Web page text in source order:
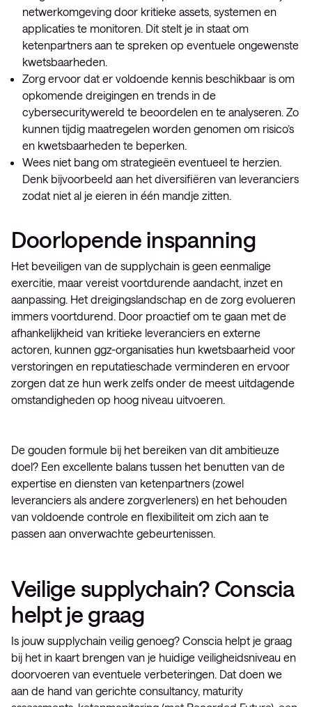
netwerkomgeving door kritieke assets, systemen en
applicaties te monitoren. Dit stelt je in staat om
ketenpartners aan te spreken op eventuele ongewenste
kwetsbaarheden.
Zorg ervoor dat er voldoende kennis beschikbaar is om
opkomende dreigingen en trends in de
cybersecuritywereld te beoordelen en te analyseren. Zo
kunnen tijdig maatregelen worden genomen om risico’s
en kwetsbaarheden te beperken.
Wees niet bang om strategieën eventueel te herzien.
Denk bijvoorbeeld aan het diversifiëren van leveranciers
zodat niet al je eieren in één mandje zitten.
Doorlopende inspanning
Het beveiligen van de supplychain is geen eenmalige
exercitie, maar vereist voortdurende aandacht, inzet en
aanpassing. Het dreigingslandschap en de zorg evolueren
immers voortdurend. Door proactief om te gaan met de
afhankelijkheid van kritieke leveranciers en externe
actoren, kunnen ggz-organisaties hun kwetsbaarheid voor
verstoringen en reputatieschade verminderen en ervoor
zorgen dat ze hun werk zelfs onder de meest uitdagende
omstandigheden op hoog niveau uitvoeren.
De gouden formule bij het bereiken van dit ambitieuze
doel? Een excellente balans tussen het benutten van de
expertise en diensten van ketenpartners (zowel
leveranciers als andere zorgverleners) en het behouden
van voldoende controle en flexibiliteit om zich aan te
passen aan onverwachte gebeurtenissen.
Veilige supplychain? Conscia
helpt je graag
Is jouw supplychain veilig genoeg? Conscia helpt je graag
bij het in kaart brengen van je huidige veiligheidsniveau en
doorvoeren van eventuele verbeteringen. Dat doen we
aan de hand van gerichte consultancy, maturity